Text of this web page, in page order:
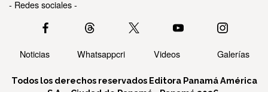
- Redes sociales -
Noticias Whatsappcri Videos Galerías
Todos los derechos reservados Editora Panamá América